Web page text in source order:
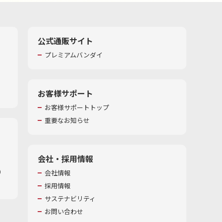
公式通販サイト
プレミアムバンダイ
お客様サポート
お客様サポートトップ
重要なお知らせ
会社・採用情報
会社情報
採用情報
サステナビリティ
お問い合わせ